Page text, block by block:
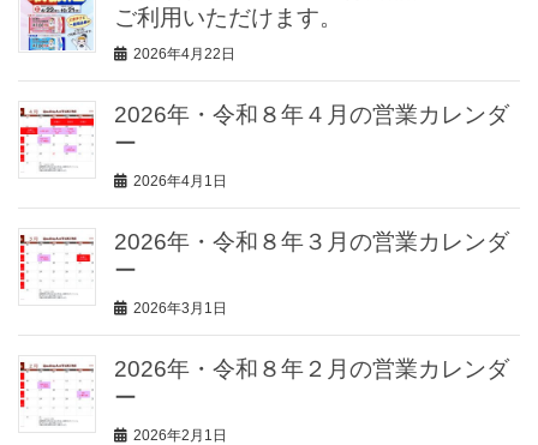
ご利用いただけます。
2026年4月22日
2026年・令和８年４月の営業カレンダ
ー
2026年4月1日
2026年・令和８年３月の営業カレンダ
ー
2026年3月1日
2026年・令和８年２月の営業カレンダ
ー
2026年2月1日